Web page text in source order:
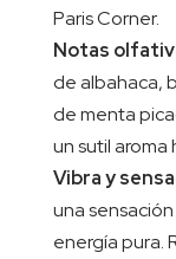
Paris Corner.
Notas
de albahaca,
de menta
un sutil aroma
Vibra y
una
energía pura.